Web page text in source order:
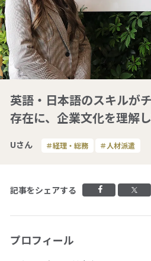
当社の強み
お役立ち情報 HRナレッジライン
よくあるご質問
人材派遣やアウトソ
ご依頼・お問
英語・日本語のスキルが
存在に、企業文化を理解
Uさん ＃経理・総務 ＃人材派遣
記事をシェアする
プロフィール